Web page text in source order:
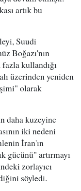
artık bu
Suudi
Boğazı'nın
kullandığı
üzerinden yeniden
olarak
daha kuzeyine
iki nedeni
İran'ın
gücünü" artırmayı
zorlayıcı
söyledi.